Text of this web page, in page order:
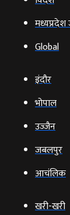
Global
इंदौर
भोपाल
उज्‍जैन
जबलपुर
आचंलिक
खरी-खरी